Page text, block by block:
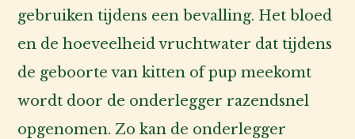
gebruiken tijdens een bevalling. Het bloed
en de hoeveelheid vruchtwater dat tijdens
de geboorte van kitten of pup meekomt
wordt door de onderlegger razendsnel
opgenomen. Zo kan de onderlegger